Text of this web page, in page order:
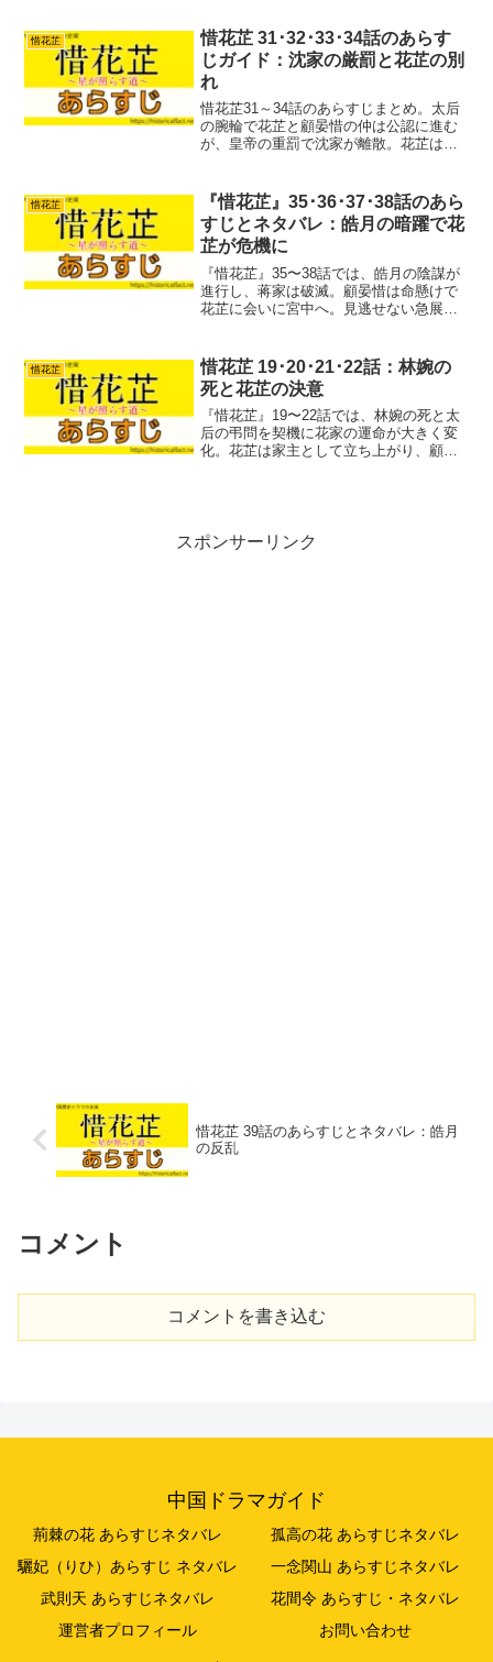
回です。
惜花芷
惜花芷 31･32･33･34話のあらす
じガイド：沈家の厳罰と花芷の別
れ
惜花芷31～34話のあらすじまとめ。太后
の腕輪で花芷と顧晏惜の仲は公認に進む
が、皇帝の重罰で沈家が離散。花芷は腕
惜花芷
『惜花芷』35･36･37･38話のあら
すじとネタバレ：皓月の暗躍で花
芷が危機に
『惜花芷』35〜38話では、皓月の陰謀が
進行し、蒋家は破滅。顧晏惜は命懸けで
花芷に会いに宮中へ。見逃せない急展開
惜花芷
惜花芷 19･20･21･22話：林婉の
死と花芷の決意
『惜花芷』19〜22話では、林婉の死と太
后の弔問を契機に花家の運命が大きく変
化。花芷は家主として立ち上がり、顧晏
スポンサーリンク
惜花芷 39話のあらすじとネタバレ：皓月
の反乱
コメント
コメントを書き込む
中国ドラマガイド
荊棘の花 あらすじネタバレ
孤高の花 あらすじネタバレ
驪妃（りひ）あらすじ ネタバレ
一念関山 あらすじネタバレ
武則天 あらすじネタバレ
花間令 あらすじ・ネタバレ
運営者プロフィール
お問い合わせ